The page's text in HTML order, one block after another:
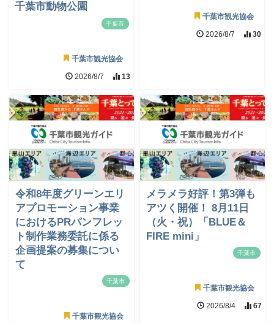
千葉市動物公園
千葉市
千葉市観光協会
2026/8/7 13
千葉市観光協会
2026/8/7 30
令和8年度グリーンエリ
アプロモーション事業
におけるPRパンフレッ
ト制作業務委託に係る
企画提案の募集につい
て
千葉市
千葉市観光協会
メラメラ好評！第3弾も
アツく開催！ 8月11日
（火・祝）「BLUE＆
FIRE mini」
千葉市
千葉市観光協会
2026/8/4 67